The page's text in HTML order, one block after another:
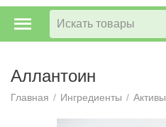
Аллантоин
Главная / Ингредиенты / Активы